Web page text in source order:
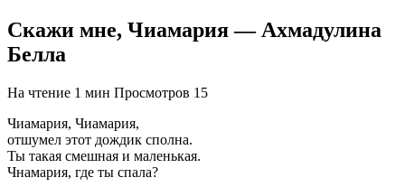
Скажи мне, Чиамария — Ахмадулина
Белла
На чтение 1 мин Просмотров 15
Чиамария, Чиамария,
отшумел этот дождик сполна.
Ты такая смешная и маленькая.
Чнамария, где ты спала?